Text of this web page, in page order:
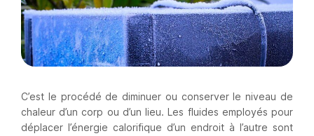
C’est le procédé de diminuer ou conserver le niveau de
chaleur d’un corp ou d’un lieu. Les fluides employés pour
déplacer l’énergie calorifique d’un endroit à l’autre sont